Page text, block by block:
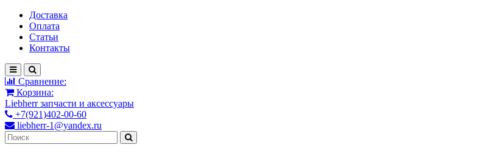
Доставка
Оплата
Статьи
Контакты
Сравнение:
Корзина:
Liebherr запчасти и аксессуары
+7(921)402-00-60
liebherr-1@yandex.ru